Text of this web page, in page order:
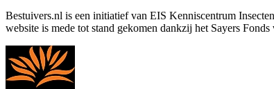
Bestuivers.nl is een initiatief van EIS Kenniscentrum
website is mede tot stand gekomen dankzij het Sayers